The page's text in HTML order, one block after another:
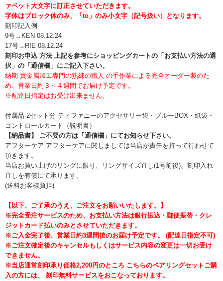
ァベット大文字に訂正させていただきます。
字体はブロック体のみ、「to」のみ小文字（記号扱い）となります。
刻印記入例
9号→KEN 08.12.24
17号→RIE 08.12.24
刻印お申込 方法 上記を参考にショッピングカートの「お支払い方法の選
択」の「通信欄」にご記入下さい。
納期 貴金属加工専門の熟練の職人 の手作業による完全オーダー製のた
め、営業日約３～４週間でお届け予定です。
※配達日指定はお受け出来ません。
付属品 2セット分 ティファニーのアクセサリー袋・ブルーBOX・紙袋・
コントロールカード（説明書）
【納品書】 ご不要の方は「通信欄」にてお知らせ下さい。
アフターケア アフターケアに関しましては当店が責任を持って行わせて
頂きます。
当店お買い上げのリングに限り、リングサイズ直し(1号前後)、刻印入れ
直しを有償にて承ります。
(送料お客様負担)
【以下、ご了承のうえ、ご注文をお願いいたします。】
※完全受注サービスのため、お支払い方法は銀行振込・郵便振替・クレ
ジットカード払いのみとさせていただきます。
※ご入金完了後、営業日約3週間後のお届け予定です。 (配達日指定不可)
※ご注文確定後のキャンセルもしくはサービス内容の変更は一切お受け
できません。
※当店通常刻印承り価格2,200円のところ こちらのペアリングセットご購
入の方には、 刻印無料サービスをおこなっております。